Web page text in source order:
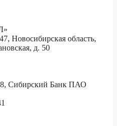
Новосибирская область,
д. 50
Сибирский Банк ПАО